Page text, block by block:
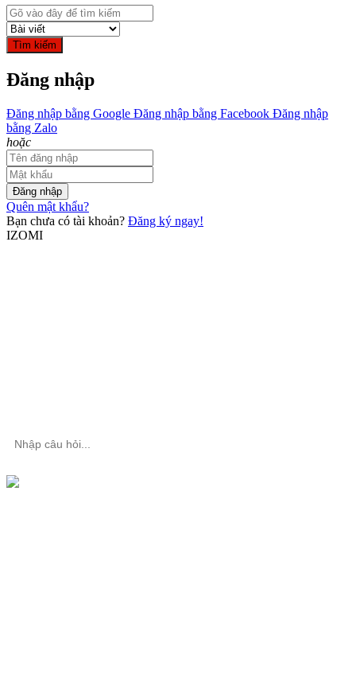
Tìm kiếm
Đăng nhập
Đăng nhập bằng Google Đăng nhập bằng Facebook Đăng nhập
bằng Zalo
hoặc
Đăng nhập
Quên mật khẩu?
Bạn chưa có tài khoản? Đăng ký ngay!
IZOMI